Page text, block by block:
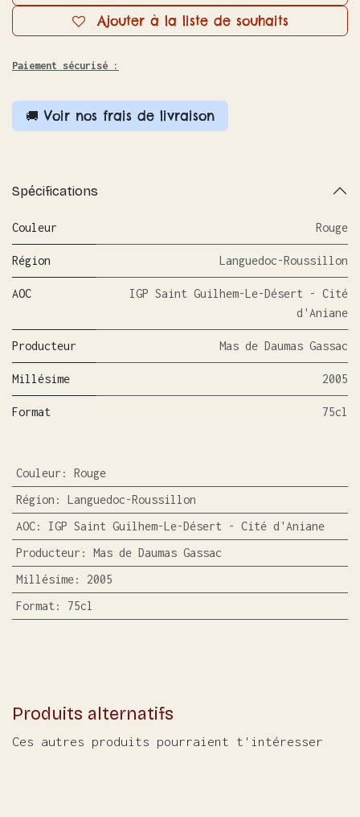
Ajouter à la liste de souhaits
Paiement sécurisé :
🚚 Voir nos frais de livraison
Spécifications
Couleur Rouge
Région Languedoc-Roussillon
AOC
IGP Saint Guilhem-Le-Désert - Cité
d'Aniane
Producteur Mas de Daumas Gassac
Millésime 2005
Format 75cl
Couleur : Rouge
Région : Languedoc-Roussillon
AOC: IGP Saint Guilhem-Le-Désert - Cité d'Aniane
Producteur : Mas de Daumas Gassac
Millésime: 2005
Format : 75cl
Produits alternatifs
Ces autres produits pourraient t'intéresser